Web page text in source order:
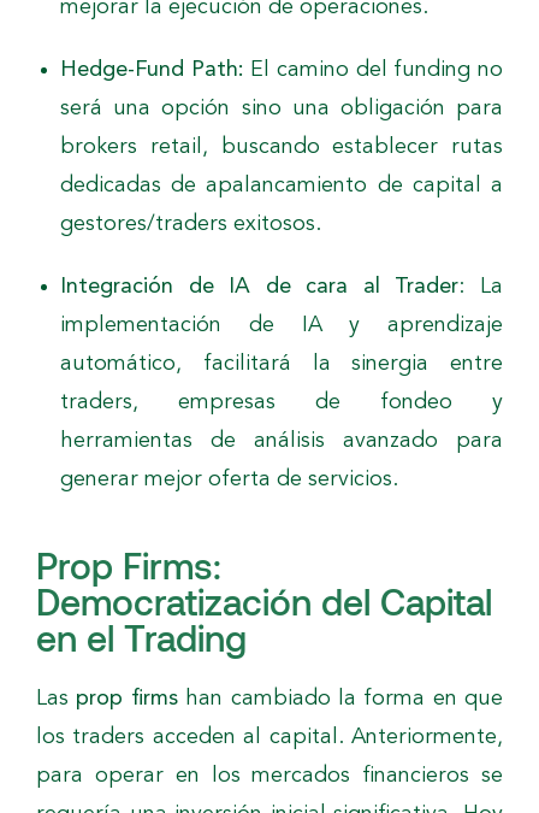
mejorar la ejecución de operaciones.
Hedge-Fund Path: El camino del funding no
será una opción sino una obligación para
brokers retail, buscando establecer rutas
dedicadas de apalancamiento de capital a
gestores/traders exitosos.
Integración de IA de cara al Trader: La
implementación de IA y aprendizaje
automático, facilitará la sinergia entre
traders, empresas de fondeo y
herramientas de análisis avanzado para
generar mejor oferta de servicios.
Prop Firms:
Democratización del Capital
en el Trading
Las prop firmshan cambiado la forma en que
los traders acceden al capital. Anteriormente,
para operar en los mercados financieros se